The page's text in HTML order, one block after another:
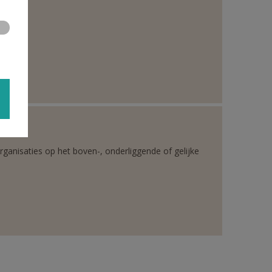
op het boven-, onderliggende of gelijke